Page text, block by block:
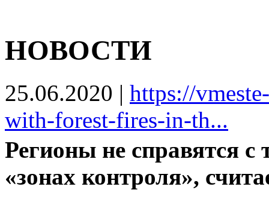
НОВОСТИ
25.06.2020 | https://
with-forest-fires-in-th...
Регионы не справятся
«зонах контроля»,